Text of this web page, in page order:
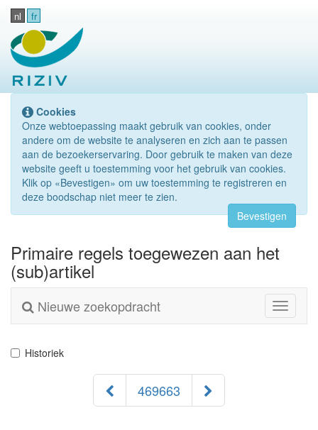
nl fr
Cookies
Onze webtoepassing maakt gebruik van cookies, onder
andere om de website te analyseren en zich aan te passen
aan de bezoekerservaring. Door gebruik te maken van deze
website geeft u toestemming voor het gebruik van cookies.
Klik op «Bevestigen» om uw toestemming te registreren en
deze boodschap niet meer te zien.
Bevestigen
Primaire regels toegewezen aan het
(sub)artikel
Toggle
Nieuwe zoekopdracht
Historiek
469663